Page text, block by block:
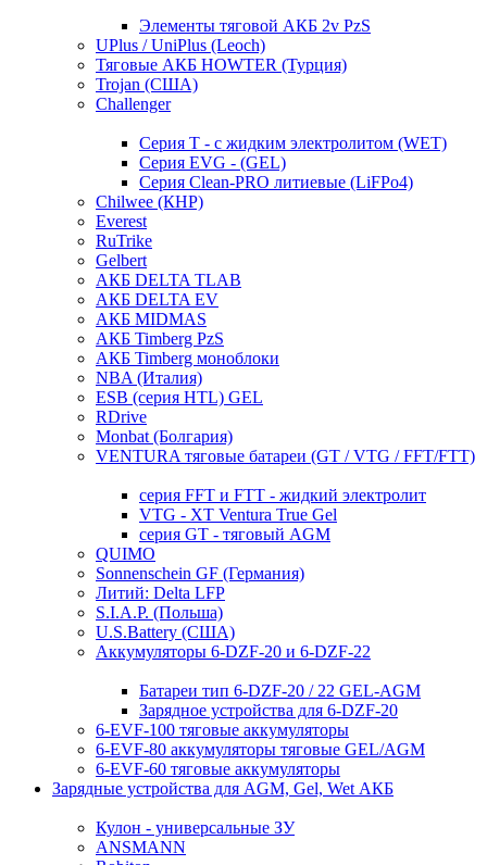
Элементы тяговой АКБ 2v PzS
UPlus / UniPlus (Leoch)
Тяговые АКБ HOWTER (Турция)
Trojan (США)
Challenger
Серия T - с жидким электролитом (WET)
Серия EVG - (GEL)
Серия Clean-PRO литиевые (LiFPo4)
Chilwee (КНР)
Everest
RuTrike
Gelbert
АКБ DELTA TLAB
АКБ DELTA EV
АКБ MIDMAS
АКБ Timberg PzS
АКБ Timberg моноблоки
NBA (Италия)
ESB (серия HTL) GEL
RDrive
Monbat (Болгария)
VENTURA тяговые батареи (GT / VTG / FFT/FTT)
серия FFT и FTT - жидкий электролит
VTG - XT Ventura True Gel
серия GT - тяговый AGM
QUIMO
Sonnenschein GF (Германия)
Литий: Delta LFP
S.I.A.P. (Польша)
U.S.Battery (США)
Аккумуляторы 6-DZF-20 и 6-DZF-22
Батареи тип 6-DZF-20 / 22 GEL-AGM
Зарядное устройства для 6-DZF-20
6-EVF-100 тяговые аккумуляторы
6-EVF-80 аккумуляторы тяговые GEL/AGM
6-EVF-60 тяговые аккумуляторы
Зарядные устройства для AGM, Gel, Wet АКБ
Кулон - универсальные ЗУ
ANSMANN